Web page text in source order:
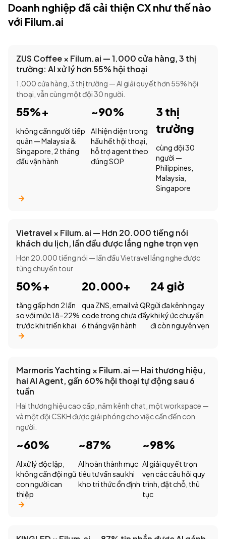
Doanh nghiệp đã cải thiện CX như thế nào
với Filum.ai
ZUS Coffee × Filum.ai — 1.000 cửa hàng, 3 thị
trường: AI xử lý hơn 55% hội thoại
1.000 cửa hàng, 3 thị trường — AI giải quyết hơn 55% hội
thoại, vẫn cùng một đội 30 người.
55%+
không cần người tiếp
quản — Malaysia &
Singapore, 2 tháng
đầu vận hành
~90%
AI hiện diện trong
hầu hết hội thoại,
hỗ trợ agent theo
đúng SOP
3 thị
trường
cùng đội 30
người —
Philippines,
Malaysia,
Singapore
Vietravel × Filum.ai — Hơn 20.000 tiếng nói
khách du lịch, lần đầu được lắng nghe trọn vẹn
Hơn 20.000 tiếng nói — lần đầu Vietravel lắng nghe được
từng chuyến tour
50%+
tăng gấp hơn 2 lần
so với mức 18–22%
trước khi triển khai
20.000+
qua ZNS, email và QR
code trong chưa đầy
6 tháng vận hành
24 giờ
gửi đa kênh ngay
khi ký ức chuyến
đi còn nguyên vẹn
Marmoris Yachting × Filum.ai — Hai thương hiệu,
hai AI Agent, gần 60% hội thoại tự động sau 6
tuần
Hai thương hiệu cao cấp, năm kênh chat, một workspace —
và một đội CSKH được giải phóng cho việc cần đến con
người.
~60%
AI xử lý độc lập,
không cần đội ngũ
con người can
thiệp
~87%
AI hoàn thành mục
tiêu tư vấn sau khi
kho tri thức ổn định
~98%
AI giải quyết trọn
vẹn các câu hỏi quy
trình, đặt chỗ, thủ
tục